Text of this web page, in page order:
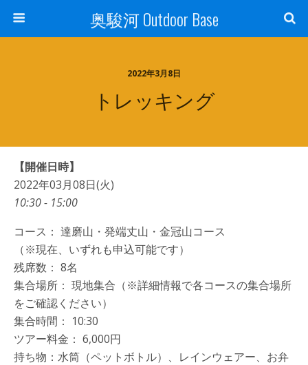
奥駿河 Outdoor Base
2022年3月8日
トレッキング
【開催日時】
2022年03月08日(火)
10:30 - 15:00
コース： 達磨山・発端丈山・金冠山コース
（※現在、いずれも申込可能です）
残席数： 8名
集合場所： 現地集合（※詳細情報で各コースの集合場所
をご確認ください）
集合時間： 10:30
ツアー料金： 6,000円
持ち物：水筒（ペットボトル）、レインウェアー、お弁